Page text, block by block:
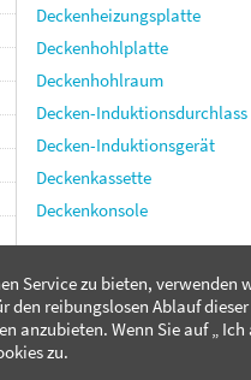
Deckenheizungsplatte
Deckenhohlplatte
Deckenhohlraum
Decken-Induktionsdurchlass
Decken-Induktionsgerät
Deckenkassette
Deckenkonsole
Service zu bieten, verwenden
den reibungslosen Ablauf
anzubieten. Wenn Sie auf „
zu.